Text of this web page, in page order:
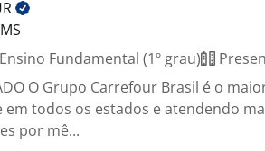
Ensino Fundamental (1º grau)
O Grupo Carrefour Brasil é o
em todos os estados e atendendo
por mê...